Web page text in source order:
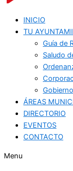
INICIO
TU
Guía de
Saludo
ÁREAS
DIRECTORIO
EVENTOS
CONTACTO
Menu